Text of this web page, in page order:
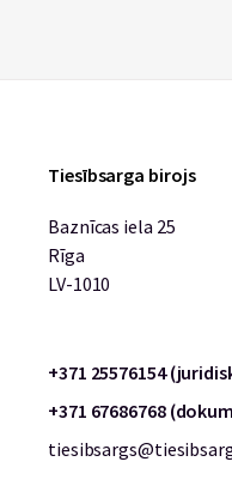
Tiesībsarga birojs
Baznīcas iela 25
Rīga
LV-1010
+371 25576154
+371 67686768